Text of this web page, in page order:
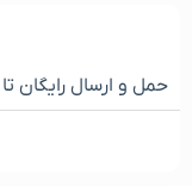
حمل و ارسال رایگان